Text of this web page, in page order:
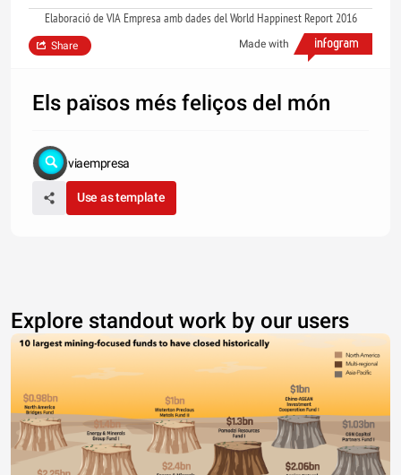
Elaboració de VIA Empresa amb dades del World Happinest Report 2016
Made with
Share
Els països més feliços del món
viaempresa
Use as template
Explore standout work by our users